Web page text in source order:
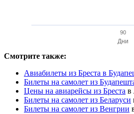
Дни
90
Смотрите также:
Авиабилеты из Бреста в
Билеты на самолет из
Цены на авиарейсы из Бреста в
Билеты на самолет из Беларуси
Билеты на самолет из Венгрии